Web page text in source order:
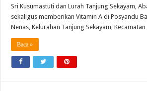
Sri Kusumastuti dan Lurah Tanjung Sekayam,
sekaligus memberikan Vitamin A di Posyandu
Nenas, Kelurahan Tanjung Sekayam,
Baca »